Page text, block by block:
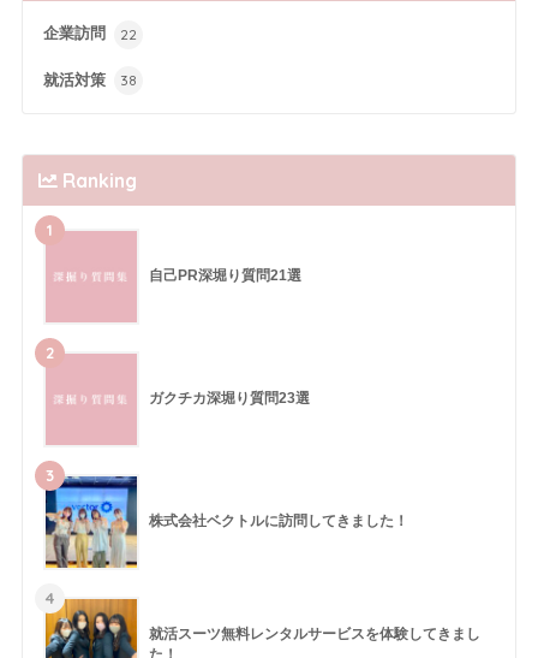
企業訪問 22
就活対策 38
Ranking
1
自己PR深堀り質問21選
2
ガクチカ深堀り質問23選
3
株式会社ベクトルに訪問してきました！
4
就活スーツ無料レンタルサービスを体験してきまし
た！